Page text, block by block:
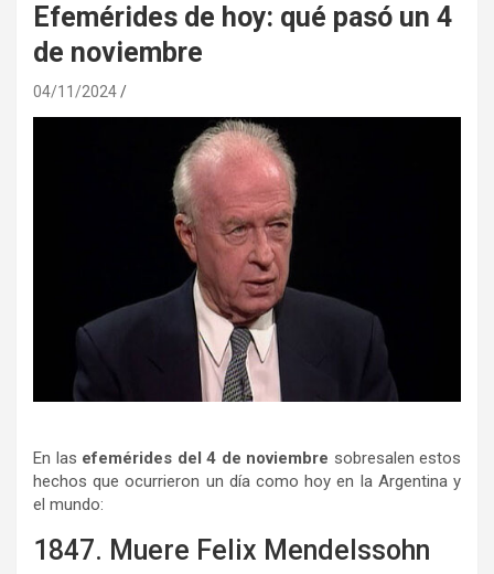
Efemérides de hoy: qué pasó un 4
de noviembre
04/11/2024
En las efemérides del 4 de noviembre sobresalen estos
hechos que ocurrieron un día como hoy en la Argentina y
el mundo:
1847. Muere Felix Mendelssohn